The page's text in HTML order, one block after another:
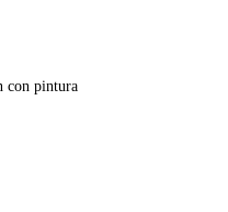
con pintura